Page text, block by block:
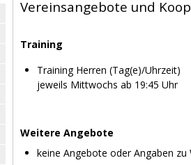
Vereinsangebote und
Training
Training Herren (Tag(e)/Uhrzeit)
jeweils Mittwochs ab 19:45 Uhr
Weitere Angebote
keine Angebote oder Angaben zu